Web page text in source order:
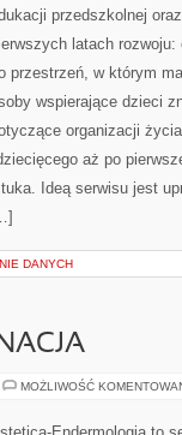
przedszkolnej
latach
przestrzeń, w którym
wspierające dzieci
organizacji
aż po
Ideą serwisu jest
DANYCH
MOŻLIWOŚĆ